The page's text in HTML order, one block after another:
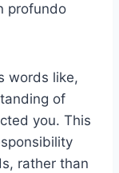
profundo
words like,
of
you. This
rather than